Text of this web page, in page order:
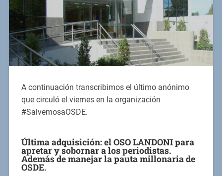
A continuación transcribimos el último anónimo
que circuló el viernes en la organización
#SalvemosaOSDE.
Última adquisición: el OSO LANDONI para
apretar y sobornar a los periodistas.
Además de manejar la pauta millonaria de
OSDE.